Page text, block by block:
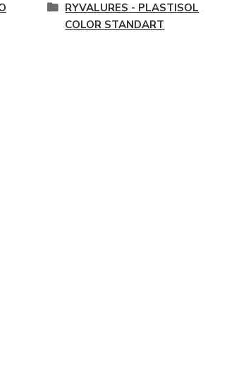
RYVALURES - PLASTISOL
COLOR STANDART